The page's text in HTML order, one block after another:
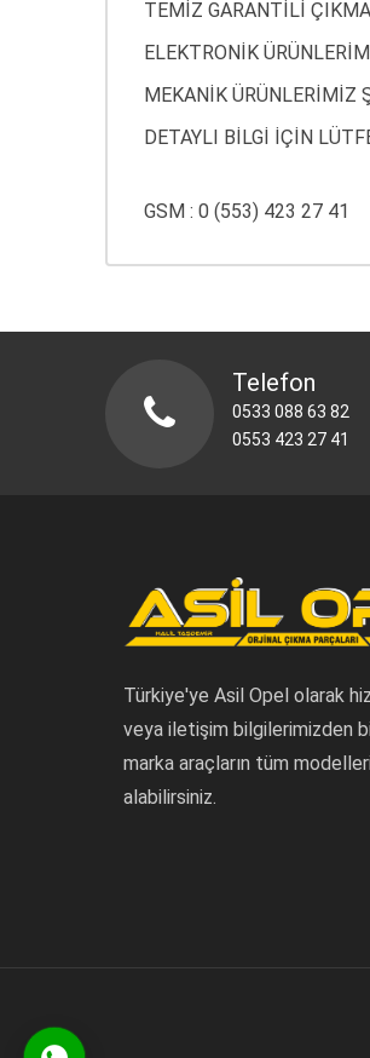
TEMİZ GARANTİLİ
ELEKTRONİK
MEKANİK ÜRÜNLERİMİZ
DETAYLI BİLGİ İÇİN
GSM : 0 (553) 423 27 41
Telefon
0533 088 63 82
0553 423 27 41
Türkiye'ye Asil Opel olarak
veya iletişim bilgilerimizden
marka araçların tüm
alabilirsiniz.